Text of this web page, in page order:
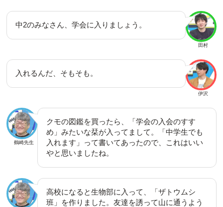
田村
中2のみなさん、学会に入りましょう。
伊沢
入れるんだ、そもそも。
鶴崎先生
クモの図鑑を買ったら、「学会の入会のすす
め」みたいな栞が入ってまして。「中学生でも
入れます」って書いてあったので、これはいい
やと思いましたね。
高校になると生物部に入って、「ザトウムシ
班」を作りました。友達を誘って山に通うよう